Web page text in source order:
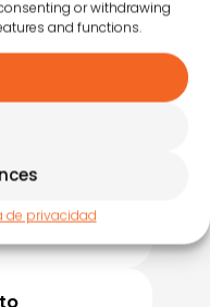
or withdrawing
and functions.
de privacidad